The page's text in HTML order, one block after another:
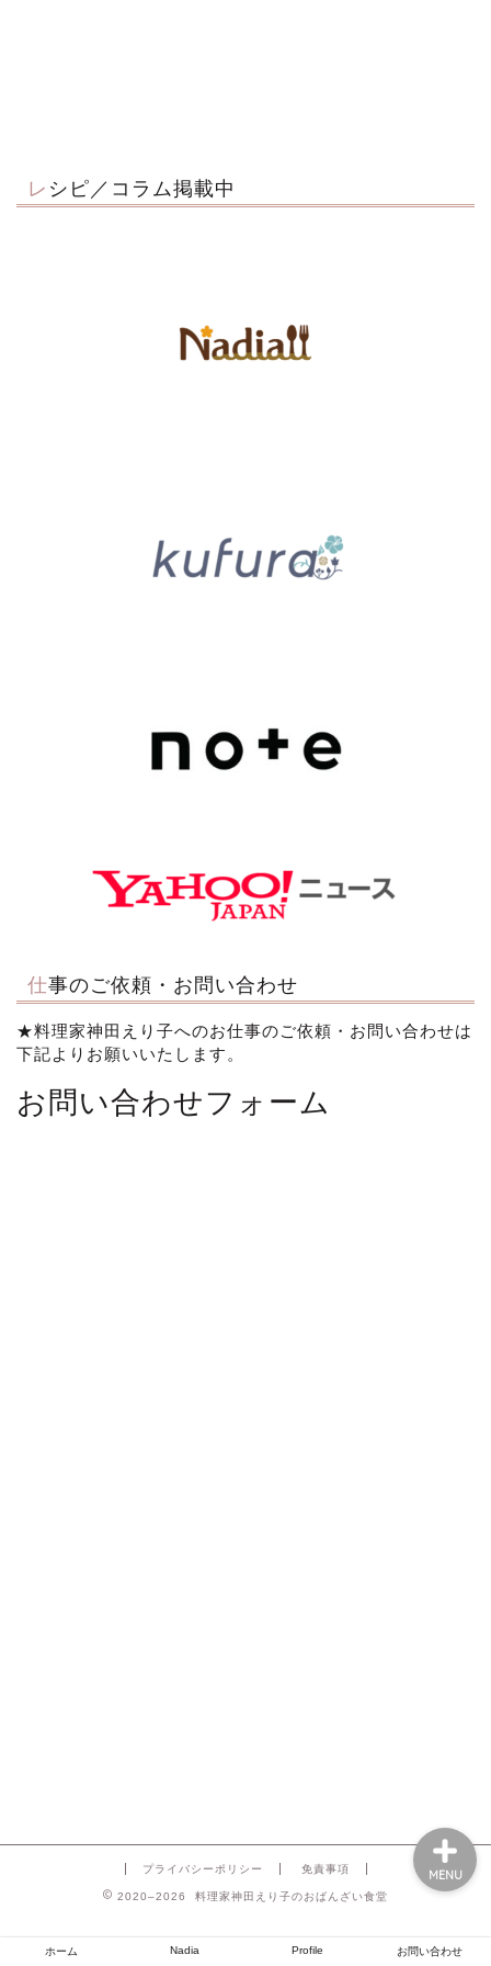
レシピ／コラム掲載中
仕事のご依頼・お問い合わせ
★料理家神田えり子へのお仕事のご依頼・お問い合わせは
下記よりお願いいたします。
お問い合わせフォーム
プライバシーポリシー 免責事項
2020–2026 料理家神田えり子のおばんざい食堂
ホーム Nadia Profile お問い合わせ
MENU